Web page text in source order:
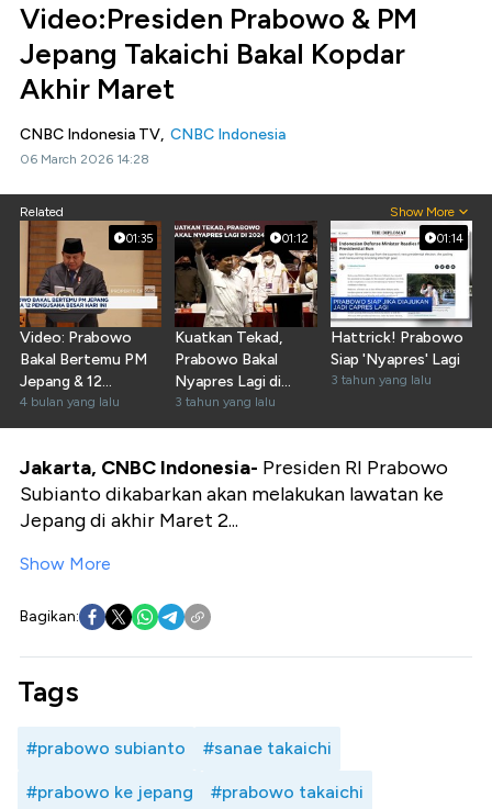
Video:Presiden Prabowo & PM
Jepang Takaichi Bakal Kopdar
Akhir Maret
CNBC Indonesia TV, CNBC Indonesia
06 March 2026 14:28
Related Show More
01:35
Video: Prabowo
Bakal Bertemu PM
Jepang & 12
Pengusaha Besar
Hari Ini
4 bulan yang lalu
01:12
Kuatkan Tekad,
Prabowo Bakal
Nyapres Lagi di
2024
3 tahun yang lalu
01:14
Hattrick! Prabowo
Siap 'Nyapres' Lagi
3 tahun yang lalu
Jakarta, CNBC Indonesia- Presiden RI Prabowo
Subianto dikabarkan akan melakukan lawatan ke
Jepang di akhir Maret 2...
Show More
Bagikan:
Tags
#prabowo subianto #sanae takaichi
#prabowo ke jepang #prabowo takaichi